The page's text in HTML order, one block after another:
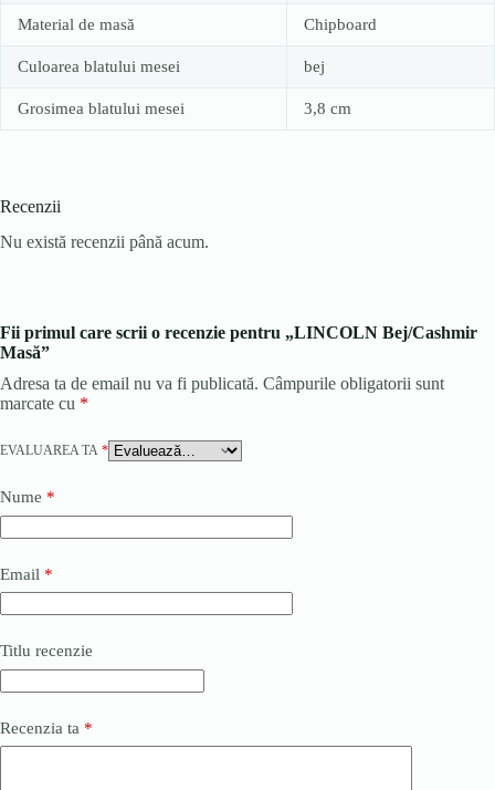
Material de masă Chipboard
Culoarea blatului mesei bej
Grosimea blatului mesei 3,8 cm
Recenzii
Nu există recenzii până acum.
Fii primul care scrii o recenzie pentru „LINCOLN Bej/Cashmir
Masă”
Adresa ta de email nu va fi publicată. Câmpurile obligatorii sunt
marcate cu *
EVALUAREA TA *
Nume *
Email *
Titlu recenzie
Recenzia ta *